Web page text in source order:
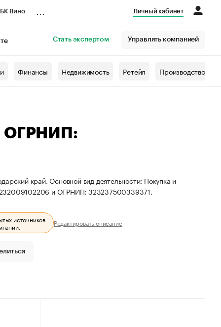
Вино Личный кабинет
Стать экспертом Управлять компанией
Финансы Недвижимость Ретейл Производство
ОГРНИП:
край. Основной вид деятельности: Покупка и
и ОГРНИП: 323237500339371.
источников. Редактировать описание